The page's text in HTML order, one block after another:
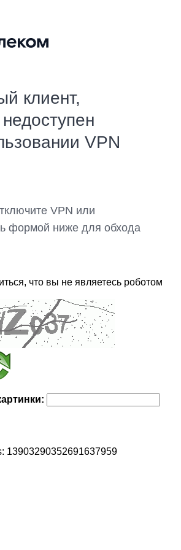
клиент,
VPN
VPN или
формой ниже для обхода
что вы не являетесь роботом
13903290352691637959